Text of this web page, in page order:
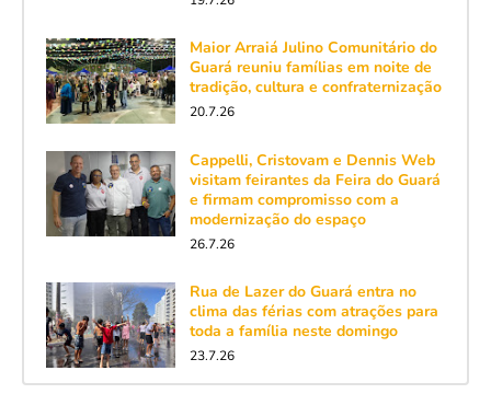
Maior Arraiá Julino Comunitário do
Guará reuniu famílias em noite de
tradição, cultura e confraternização
20.7.26
Cappelli, Cristovam e Dennis Web
visitam feirantes da Feira do Guará
e firmam compromisso com a
modernização do espaço
26.7.26
Rua de Lazer do Guará entra no
clima das férias com atrações para
toda a família neste domingo
23.7.26